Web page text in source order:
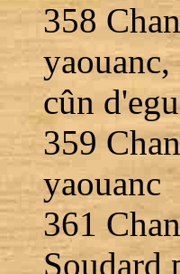
358
cûn
359
yaouanc
361
Soudard